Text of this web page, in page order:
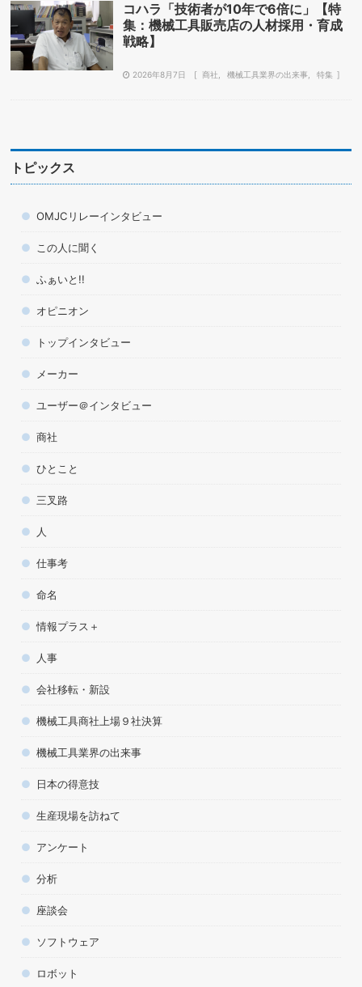
コハラ「技術者が10年で6倍に」【特
集：機械工具販売店の人材採用・育成
戦略】
2026年8月7日 商社 機械工具業界の出来事 特集
トピックス
OMJCリレーインタビュー
この人に聞く
ふぁいと!!
オピニオン
トップインタビュー
メーカー
ユーザー＠インタビュー
商社
ひとこと
三叉路
人
仕事考
命名
情報プラス＋
人事
会社移転・新設
機械工具商社上場９社決算
機械工具業界の出来事
日本の得意技
生産現場を訪ねて
アンケート
分析
座談会
ソフトウェア
ロボット